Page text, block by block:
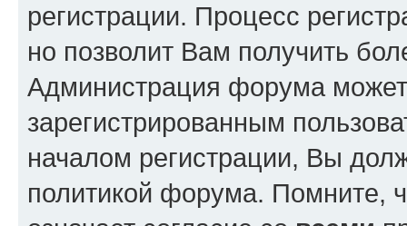
регистрации. Процесс
но позволит Вам получить
Администрация форума может
зарегистрированным
началом регистрации, Вы
политикой форума. Помните,